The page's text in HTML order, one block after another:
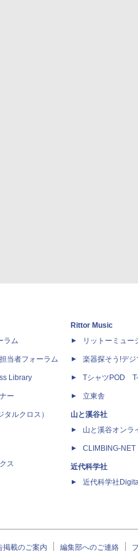
ラム
当者フォーラム
Library
ー
タルクロス）
ス
Rittor Music
リットーミュー
楽器探そう!デジ
TシャツPOD
立東舎
山と溪谷社
山と溪谷オンラ
CLIMBING-NET
近代科学社
近代科学社
掲載のご案内 編集部へのご連絡